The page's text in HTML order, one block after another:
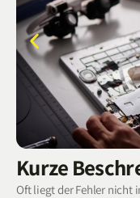
Kurze
Oft liegt der Fehler nicht